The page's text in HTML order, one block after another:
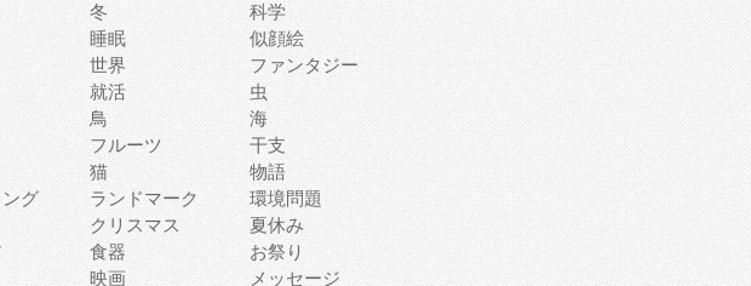
冬
科学
睡眠
似顔絵
世界
ファンタジー
就活
虫
鳥
海
フルーツ
干支
猫
物語
グ ランドマーク
環境問題
クリスマス
夏休み
食器
お祭り
映画 メッセージ